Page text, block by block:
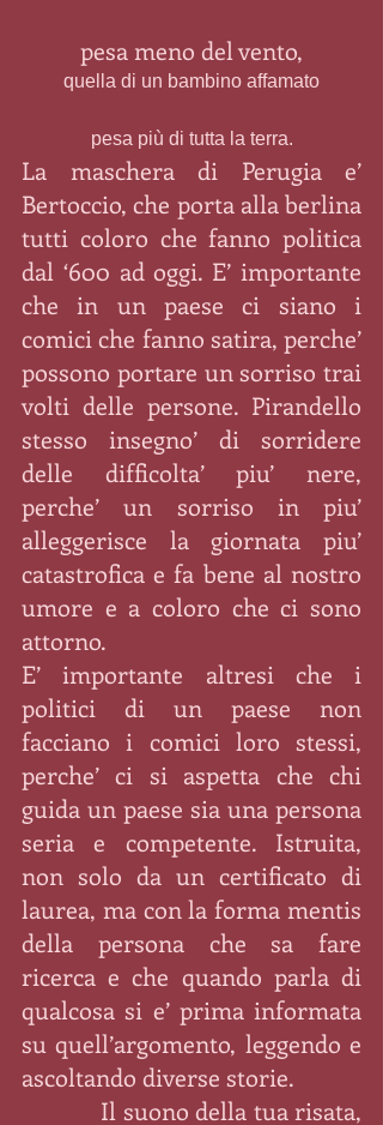
pesa meno del vento,
quella di un bambino affamato
pesa più di tutta la terra.
La maschera di Perugia e’
Bertoccio, che porta alla berlina
tutti coloro che fanno politica
dal ‘600 ad oggi. E’ importante
che in un paese ci siano i
comici che fanno satira, perche’
possono portare un sorriso trai
volti delle persone. Pirandello
stesso insegno’ di sorridere
delle difficolta’ piu’ nere,
perche’ un sorriso in piu’
alleggerisce la giornata piu’
catastrofica e fa bene al nostro
umore e a coloro che ci sono
attorno.
E’ importante altresi che i
politici di un paese non
facciano i comici loro stessi,
perche’ ci si aspetta che chi
guida un paese sia una persona
seria e competente. Istruita,
non solo da un certificato di
laurea, ma con la forma mentis
della persona che sa fare
ricerca e che quando parla di
qualcosa si e’ prima informata
su quell’argomento, leggendo e
ascoltando diverse storie.